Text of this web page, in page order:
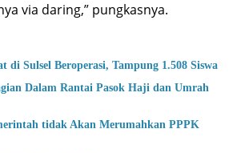
via daring,” pungkasnya.
di Sulsel Beroperasi, Tampung 1.508 Siswa
Dalam Rantai Pasok Haji dan Umrah
tidak Akan Merumahkan PPPK